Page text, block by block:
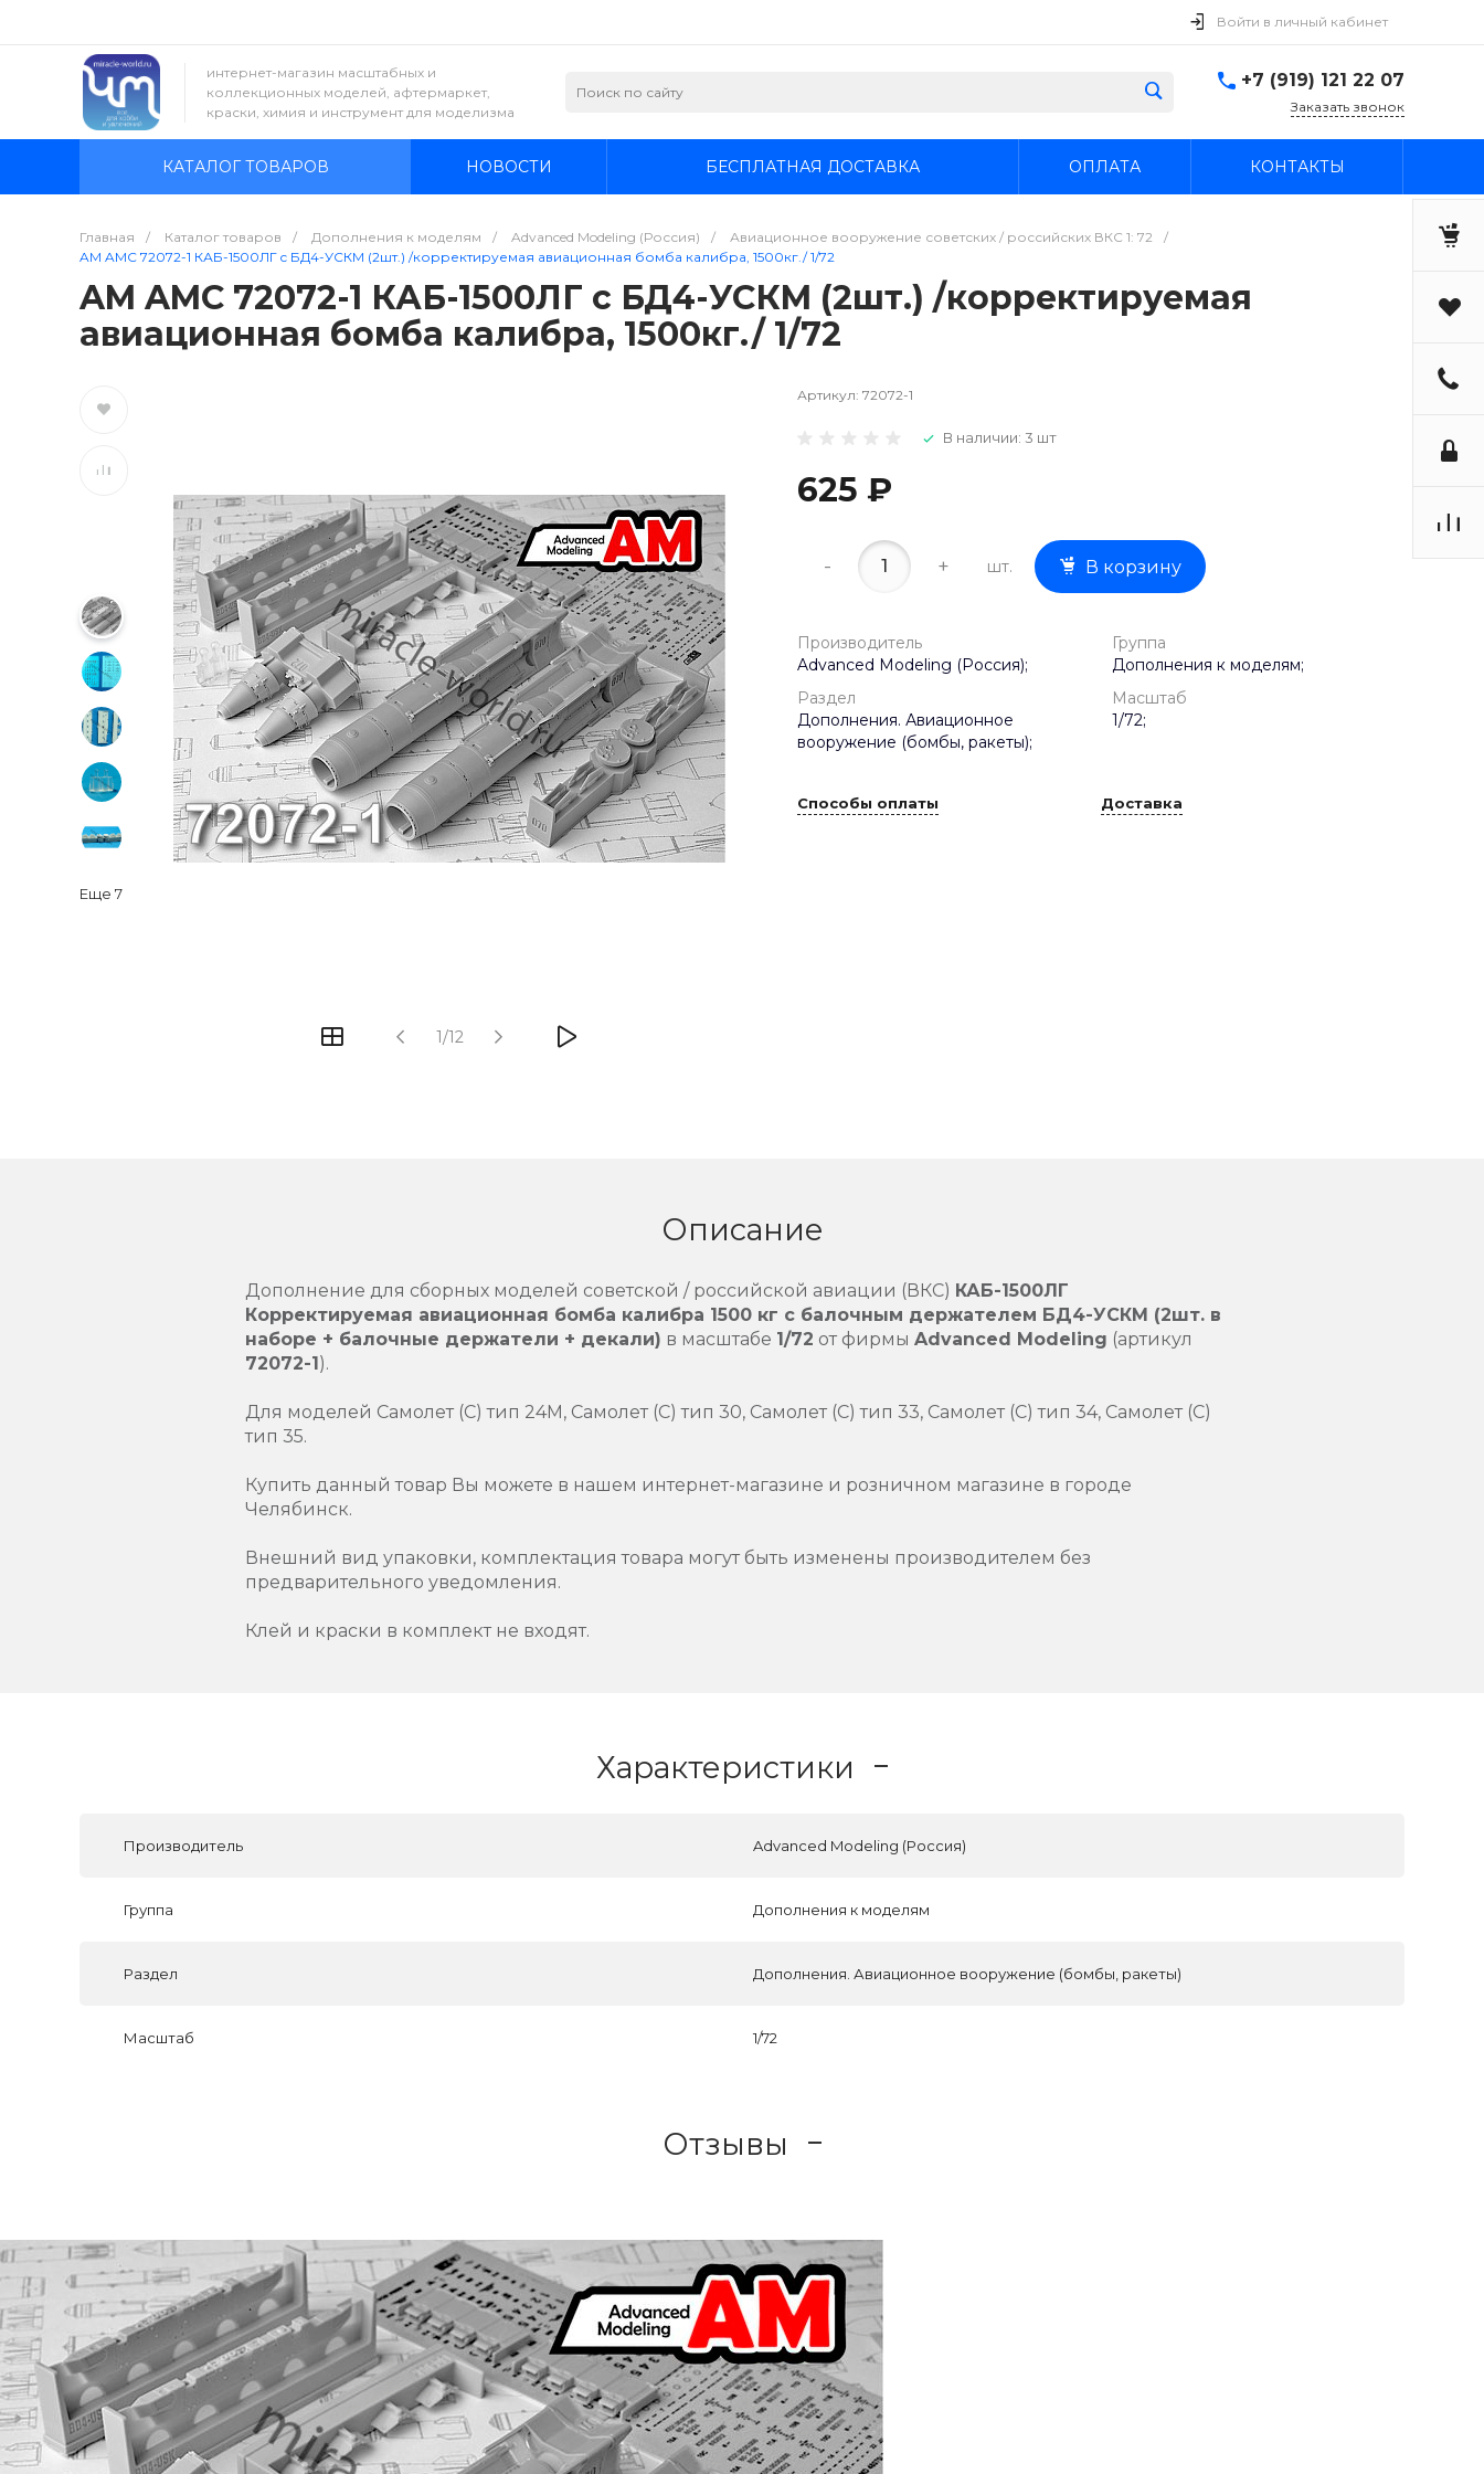
Войти в личный кабинет
интернет-магазин масштабных и
коллекционных моделей, афтермаркет,
краски, химия и инструмент для моделизма
+7 (919) 121 22 07
Заказать звонок
КАТАЛОГ ТОВАРОВ НОВОСТИ БЕСПЛАТНАЯ ДОСТАВКА ОПЛАТА КОНТАКТЫ
Главная / Каталог товаров / Дополнения к моделям / Advanced Modeling (Россия) / Авиационное вооружение советских / российских ВКС 1: 72
/
AM AMC 72072-1 КАБ-1500ЛГ c БД4-УСКМ (2шт.) /корректируемая авиационная бомба калибра, 1500кг./ 1/72
AM AMC 72072-1 КАБ-1500ЛГ c БД4-УСКМ (2шт.) /корректируемая
авиационная бомба калибра, 1500кг./ 1/72
Еще 7
1/12
Артикул: 72072-1
В наличии: 3 шт
625 ₽
- + шт. В корзину
Производитель
Advanced Modeling (Россия);
Группа
Дополнения к моделям;
Раздел
Дополнения. Авиационное
вооружение (бомбы, ракеты);
Масштаб
1/72;
Способы оплаты Доставка
Описание
Дополнение для сборных моделей советской / российской авиации (ВКС) КАБ-1500ЛГ
Корректируемая авиационная бомба калибра 1500 кг c балочным держателем БД4-УСКМ (2шт. в
наборе + балочные держатели + декали) в масштабе 1/72 от фирмы Advanced Modeling (артикул
72072-1).
Для моделей Самолет (С) тип 24М, Самолет (С) тип 30, Самолет (С) тип 33, Самолет (С) тип 34, Самолет (С)
тип 35.
Купить данный товар Вы можете в нашем интернет-магазине и розничном магазине в городе
Челябинск.
Внешний вид упаковки, комплектация товара могут быть изменены производителем без
предварительного уведомления.
Клей и краски в комплект не входят.
Характеристики
Производитель Advanced Modeling (Россия)
Группа Дополнения к моделям
Раздел Дополнения. Авиационное вооружение (бомбы, ракеты)
Масштаб 1/72
Отзывы